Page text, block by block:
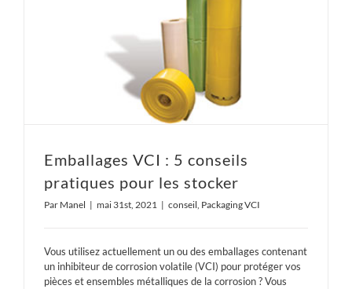
Emballages VCI : 5 conseils
pratiques pour les stocker
Par Manel | mai 31st, 2021 | conseil, Packaging VCI
Vous utilisez actuellement un ou des emballages contenant
un inhibiteur de corrosion volatile (VCI) pour protéger vos
pièces et ensembles métalliques de la corrosion ? Vous